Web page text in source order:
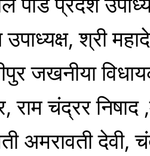
श्री
जखनीया
चंद्रर निषाद
अमरावती देवी,